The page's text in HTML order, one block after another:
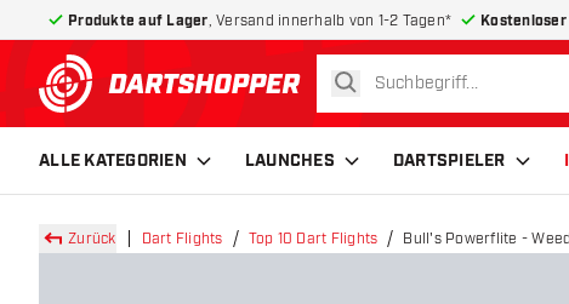
Produkte auf Lager , Versand innerhalb von 1-2 Tagen*
zurück zur Startseite
suchen
ALLE KATEGORIEN LAUNCHES DARTSPIELER
Zurück Dart Flights Top 10 Dart Flights Bull's Powerflite -